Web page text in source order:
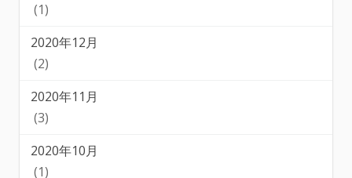
(1)
2020年12月
(2)
2020年11月
(3)
2020年10月
(1)